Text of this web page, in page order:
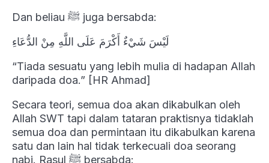
Dan beliau ﷺ juga bersabda:
لَيْسَ شَيْءٌ أَكْرَمَ عَلَى اللَّهِ مِنْ الدُّعَاءِ
“Tiada sesuatu yang lebih mulia di hadapan Allah
daripada doa.” [HR Ahmad]
Secara teori, semua doa akan dikabulkan oleh
Allah SWT tapi dalam tataran praktisnya tidaklah
semua doa dan permintaan itu dikabulkan karena
satu dan lain hal tidak terkecuali doa seorang
nabi. Rasul ﷺ bersabda: